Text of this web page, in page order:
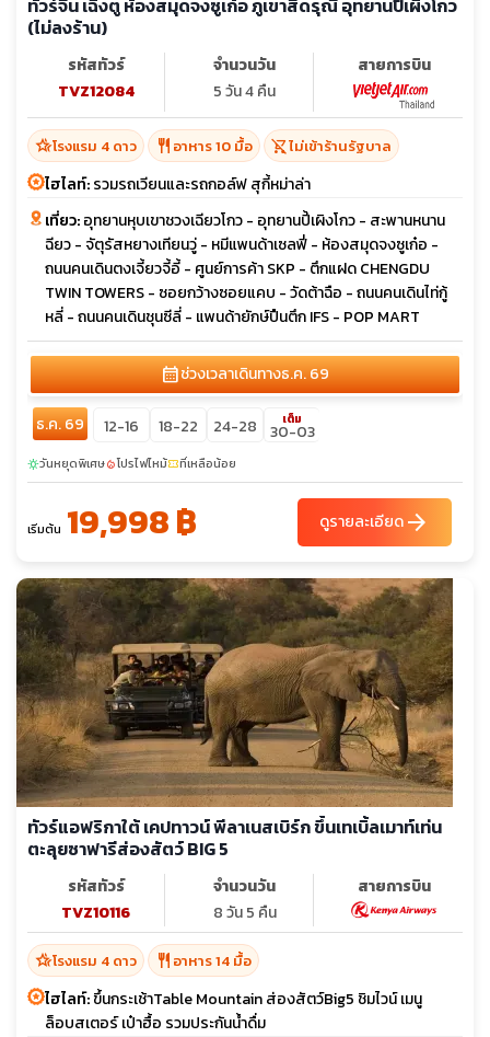
ทัวร์จีน เฉิงตู ห้องสมุดจงซูเก๋อ ภูเขาสี่ดรุณี อุทยานปี้เผิงโกว
(ไม่ลงร้าน)
รหัสทัวร์
TVZ12084
จำนวนวัน
5 วัน 4 คืน
สายการบิน
hotel_classโรงแรม 4 ดาว restaurant อาหาร 10 มื้อ shopping_cart_offไม่เข้าร้านรัฐบาล
ไฮไลท์:รวมรถเวียนและรถกอล์ฟ สุกี้หม่าล่า
เที่ยว:อุทยานหุบเขาชวงเฉียวโกว - อุทยานปี้เผิงโกว - สะพานหนาน
ฉียว - จัตุรัสหยางเทียนวู่ - หมีแพนด้าเซลฟี่ - ห้องสมุดจงซูเก๋อ -
ถนนคนเดินตงเจี้ยวจี้อี้ - ศูนย์การค้า SKP - ตึกแฝด CHENGDU
TWIN TOWERS - ซอยกว้างซอยแคบ - วัดต้าฉือ - ถนนคนเดินไท่กู้
หลี่ - ถนนคนเดินชุนซีลี่ - แพนด้ายักษ์ปืนตึก IFS - POP MART
calendar_monthช่วงเวลาเดินทางธ.ค. 69
ธ.ค. 69 12-16 18-22 24-28 เต็ม
30-03
sunnyวันหยุดพิเศษlocal_fire_departmentโปรไฟไหม้confirmation_numberที่เหลือน้อย
เริ่มต้น 19,998 ฿ ดูรายละเอียดarrow_forward
ทัวร์แอฟริกาใต้ เคปทาวน์ พีลาเนสเบิร์ก ขึ้นเทเบิ้ลเมาท์เท่น
ตะลุยซาฟารีส่องสัตว์ BIG 5
รหัสทัวร์
TVZ10116
จำนวนวัน
8 วัน 5 คืน
สายการบิน
hotel_classโรงแรม 4 ดาว restaurant อาหาร 14 มื้อ
ไฮไลท์:ขึ้นกระเช้าTable Mountain ส่องสัตว์Big5 ชิมไวน์ เมนู
ล็อบสเตอร์ เป๋าฮื้อ รวมประกันน้ำดื่ม